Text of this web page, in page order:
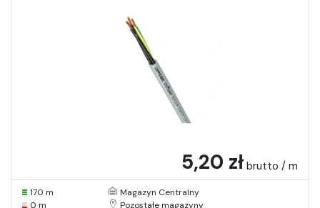
5,20 zł brutto / m
170 m
Magazyn Centralny
0 m
Pozostałe magazyny